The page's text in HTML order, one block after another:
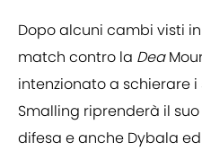
Dopo alcuni cambi visti
match contro la Dea
intenzionato a schierare i
Smalling riprenderà il
difesa e anche Dybala